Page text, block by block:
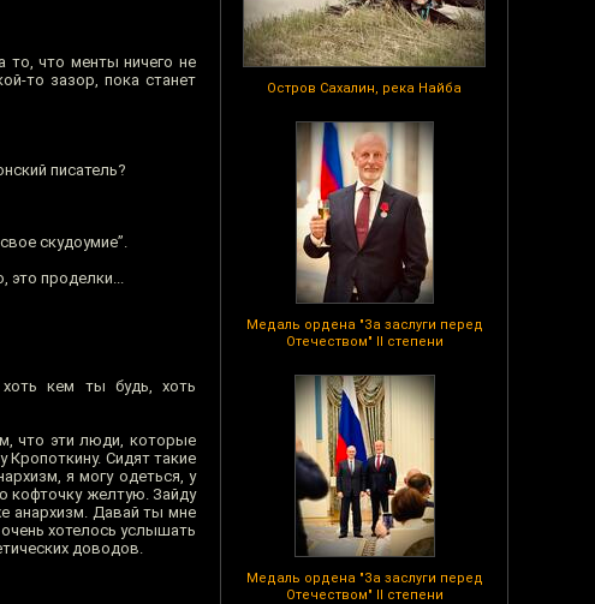
Остров Сахалин, река Найба
Медаль ордена "За заслуги перед
Отечеством" II степени
Медаль ордена "За заслуги перед
Отечеством" II степени
то, что менты ничего не
то зазор, пока станет
писатель?
скудоумие”.
это проделки...
кем ты будь, хоть
что эти люди, которые
Сидят такие
я могу одеться, у
кофточку желтую. Зайду
анархизм. Давай ты мне
хотелось услышать
доводов.